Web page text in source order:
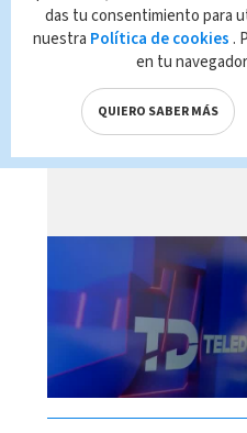
Telediario En
Brenes, 06 de
das tu consentimiento para
nuestra Política de cookies .
en tu
QUIERO SABER MÁS